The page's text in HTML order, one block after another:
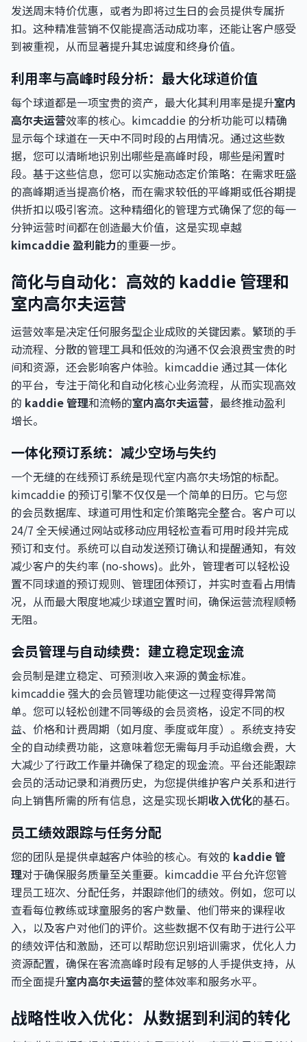
发送周末特价优惠，或者为即将过生日的会员提供专属折
扣。这种精准营销不仅能提高活动成功率，还能让客户感受
到被重视，从而显著提升其忠诚度和终身价值。
利用率与高峰时段分析：最大化球道价值
每个球道都是一项宝贵的资产，最大化其利用率是提升室内
高尔夫运营效率的核心。kimcaddie 的分析功能可以精确
显示每个球道在一天中不同时段的占用情况。通过这些数
据，您可以清晰地识别出哪些是高峰时段，哪些是闲置时
段。基于这些信息，您可以实施动态定价策略：在需求旺盛
的高峰期适当提高价格，而在需求较低的平峰期或低谷期提
供折扣以吸引客流。这种精细化的管理方式确保了您的每一
分钟运营时间都在创造最大价值，这是实现卓越
kimcaddie 盈利能力的重要一步。
简化与自动化：高效的 kaddie 管理和
室内高尔夫运营
运营效率是决定任何服务型企业成败的关键因素。繁琐的手
动流程、分散的管理工具和低效的沟通不仅会浪费宝贵的时
间和资源，还会影响客户体验。kimcaddie 通过其一体化
的平台，专注于简化和自动化核心业务流程，从而实现高效
的 kaddie 管理和流畅的室内高尔夫运营，最终推动盈利
增长。
一体化预订系统：减少空场与失约
一个无缝的在线预订系统是现代室内高尔夫场馆的标配。
kimcaddie 的预订引擎不仅仅是一个简单的日历。它与您
的会员数据库、球道可用性和定价策略完全整合。客户可以
24/7 全天候通过网站或移动应用轻松查看可用时段并完成
预订和支付。系统可以自动发送预订确认和提醒通知，有效
减少客户的失约率 (no-shows)。此外，管理者可以轻松设
置不同球道的预订规则、管理团体预订，并实时查看占用情
况，从而最大限度地减少球道空置时间，确保运营流程顺畅
无阻。
会员管理与自动续费：建立稳定现金流
会员制是建立稳定、可预测收入来源的黄金标准。
kimcaddie 强大的会员管理功能使这一过程变得异常简
单。您可以轻松创建不同等级的会员资格，设定不同的权
益、价格和计费周期（如月度、季度或年度）。系统支持安
全的自动续费功能，这意味着您无需每月手动追缴会费，大
大减少了行政工作量并确保了稳定的现金流。平台还能跟踪
会员的活动记录和消费历史，为您提供维护客户关系和进行
向上销售所需的所有信息，这是实现长期收入优化的基石。
员工绩效跟踪与任务分配
您的团队是提供卓越客户体验的核心。有效的 kaddie 管
理对于确保服务质量至关重要。kimcaddie 平台允许您管
理员工班次、分配任务，并跟踪他们的绩效。例如，您可以
查看每位教练或球童服务的客户数量、他们带来的课程收
入，以及客户对他们的评价。这些数据不仅有助于进行公平
的绩效评估和激励，还可以帮助您识别培训需求，优化人力
资源配置，确保在客流高峰时段有足够的人手提供支持，从
而全面提升室内高尔夫运营的整体效率和服务水平。
战略性收入优化：从数据到利润的转化